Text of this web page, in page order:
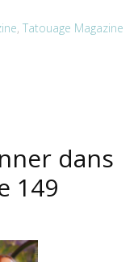
,Tatouage Magazine
dans
149